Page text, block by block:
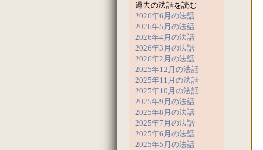
過去の法話を読む
2026年6月の法話
2026年5月の法話
2026年4月の法話
2026年3月の法話
2026年2月の法話
2025年12月の法話
2025年11月の法話
2025年10月の法話
2025年9月の法話
2025年8月の法話
2025年7月の法話
2025年6月の法話
2025年5月の法話